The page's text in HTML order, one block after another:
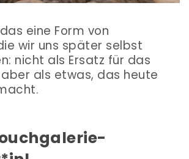
eine Form von
wir uns später selbst
nicht als Ersatz für das
als etwas, das heute